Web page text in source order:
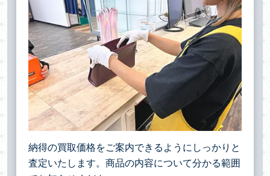
納得の買取価格をご案内できるようにしっかりと
査定いたします。商品の内容について分かる範囲